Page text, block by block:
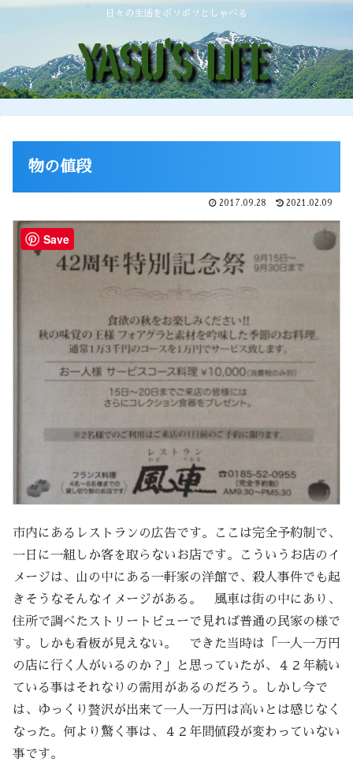
日々の生活をボソボソとしゃべる
物の値段
2017.09.28 2021.02.09
市内にあるレストランの広告です。ここは完全予約制で、
一日に一組しか客を取らないお店です。こういうお店のイ
メージは、山の中にある一軒家の洋館で、殺人事件でも起
きそうなそんなイメージがある。 風車は街の中にあり、
住所で調べたストリートビューで見れば普通の民家の様で
す。しかも看板が見えない。 できた当時は「一人一万円
の店に行く人がいるのか？」と思っていたが、４２年続い
ている事はそれなりの需用があるのだろう。しかし今で
は、ゆっくり贅沢が出来て一人一万円は高いとは感じなく
なった。何より驚く事は、４２年間値段が変わっていない
事です。
Save